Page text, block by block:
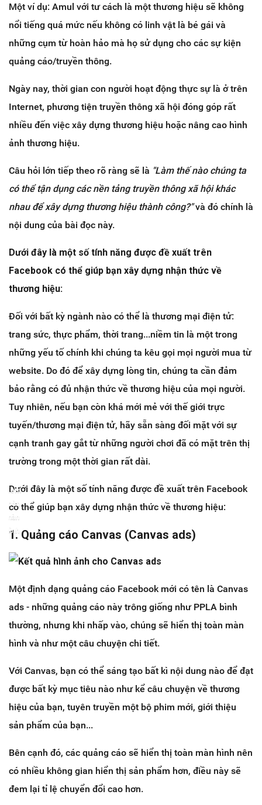
Một ví dụ: Amul với tư cách là một thương hiệu sẽ không
nổi tiếng quá mức nếu không có linh vật là bé gái và
những cụm từ hoàn hảo mà họ sử dụng cho các sự kiện
quảng cáo/truyền thông.
Ngày nay, thời gian con người hoạt động thực sự là ở trên
Internet, phương tiện truyền thông xã hội đóng góp rất
nhiều đến việc xây dựng thương hiệu hoặc nâng cao hình
ảnh thương hiệu.
Câu hỏi lớn tiếp theo rõ ràng sẽ là "Làm thế nào chúng ta
có thể tận dụng các nền tảng truyền thông xã hội khác
nhau để xây dựng thương hiệu thành công?"và đó chính là
nội dung của bài đọc này.
Dưới đây là một số tính năng được đề xuất trên
Facebook có thể giúp bạn xây dựng nhận thức về
thương hiệu:
Đối với bất kỳ ngành nào có thể là thương mại điện tử:
trang sức, thực phẩm, thời trang...niềm tin là một trong
những yếu tố chính khi chúng ta kêu gọi mọi người mua từ
website. Do đó để xây dựng lòng tin, chúng ta cần đảm
bảo rằng có đủ nhận thức về thương hiệu của mọi người.
Tuy nhiên, nếu bạn còn khá mới mẻ với thế giới trực
tuyến/thương mại điện tử, hãy sẵn sàng đối mặt với sự
cạnh tranh gay gắt từ những người chơi đã có mặt trên thị
trường trong một thời gian rất dài.
Dưới đây là một số tính năng được đề xuất trên Facebook
có thể giúp bạn xây dựng nhận thức về thương hiệu:
1. Quảng cáo Canvas (Canvas ads)
Xem
toàn
màn
hình
Một định dạng quảng cáo Facebook mới có tên là Canvas
ads - những quảng cáo này trông giống như PPLA bình
thường, nhưng khi nhấp vào, chúng sẽ hiển thị toàn màn
hình và như một câu chuyện chi tiết.
Với Canvas, bạn có thể sáng tạo bất kì nội dung nào để đạt
được bất kỳ mục tiêu nào như kể câu chuyện về thương
hiệu của bạn, tuyên truyền một bộ phim mới, giới thiệu
sản phẩm của bạn...
Bên cạnh đó, các quảng cáo sẽ hiển thị toàn màn hình nên
có nhiều không gian hiển thị sản phẩm hơn, điều này sẽ
đem lại tỉ lệ chuyển đổi cao hơn.